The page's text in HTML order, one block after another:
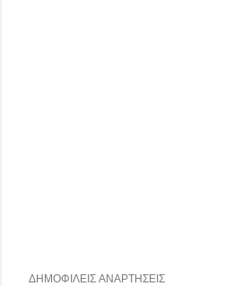
ΔΗΜΟΦΙΛΕΊΣ ΑΝΑΡΤΉΣΕΙΣ